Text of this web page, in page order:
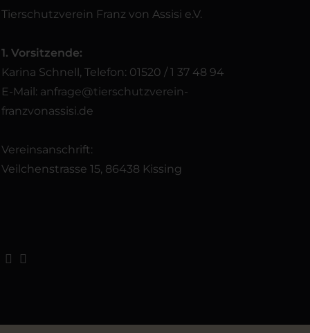
Tierschutzverein Franz von Assisi e.V.
1. Vorsitzende:
Karina Schnell, Telefon: 01520 / 1 37 48 94
E-Mail: anfrage@tierschutzverein-
franzvonassisi.de
Vereinsanschrift:
Veilchenstrasse 15, 86438 Kissing